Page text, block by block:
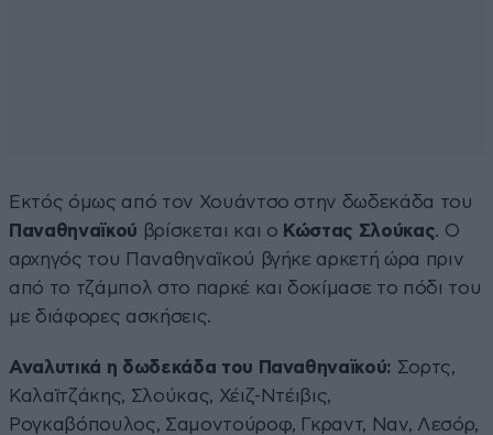
Εκτός όμως από τον Χουάντσο στην δωδεκάδα του
Παναθηναϊκού βρίσκεται και ο Κώστας Σλούκας. Ο
αρχηγός του Παναθηναϊκού βγήκε αρκετή ώρα πριν
από το τζάμπολ στο παρκέ και δοκίμασε το πόδι του
με διάφορες ασκήσεις.
Αναλυτικά η δωδεκάδα του Παναθηναϊκού: Σορτς,
Καλαϊτζάκης, Σλούκας, Χέιζ-Ντέιβις,
Ρογκαβόπουλος, Σαμοντούροφ, Γκραντ, Ναν, Λεσόρ,